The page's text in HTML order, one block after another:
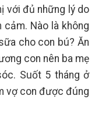
với đủ những lý do
Nào là không
cho con bú? Ăn
con nên ba mẹ
Suốt 5 tháng ở
vợ con được đúng